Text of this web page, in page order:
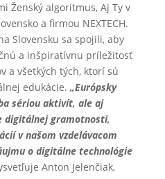
Ženský algoritmus, Aj Ty v
a firmou NEXTECH.
Slovensku sa spojili, aby
a inšpiratívnu príležitosť
a všetkých tých, ktorí sú
edukácie. „Európsky
sériou aktivít, ale aj
digitálnej gramotnosti,
v našom vzdelávacom
o digitálne technológie
Anton Jelenčiak,